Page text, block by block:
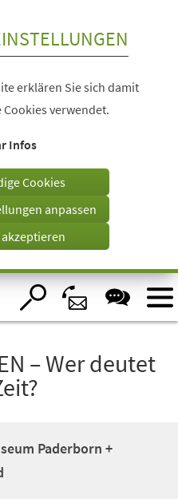
erklären Sie sich damit
verwendet.
Infos
Cookies
anpassen
– Wer deutet
Paderborn +